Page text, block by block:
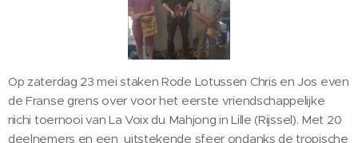
Op zaterdag 23 mei staken Rode Lotussen Chris en Jos even
de Franse grens over voor het eerste vriendschappelijke
riichi toernooi van La Voix du Mahjong in Lille (Rijssel). Met 20
deelnemers en een uitstekende sfeer ondanks de tropische